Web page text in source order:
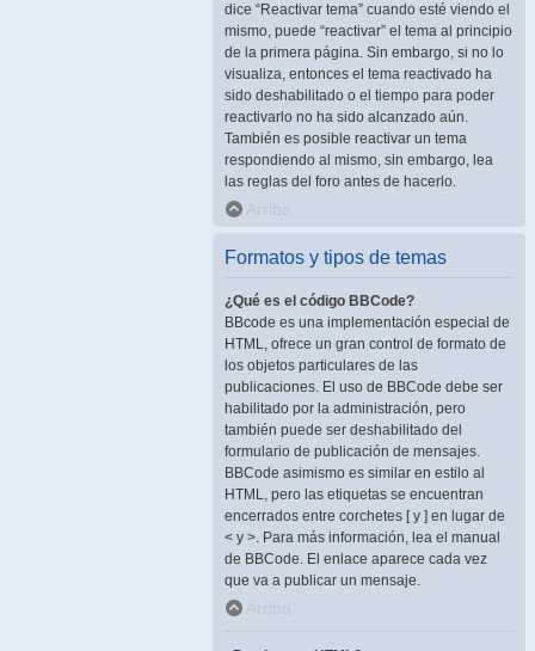
dice “Reactivar tema” cuando esté viendo el
mismo, puede “reactivar” el tema al principio
de la primera página. Sin embargo, si no lo
visualiza, entonces el tema reactivado ha
sido deshabilitado o el tiempo para poder
reactivarlo no ha sido alcanzado aún.
También es posible reactivar un tema
respondiendo al mismo, sin embargo, lea
las reglas del foro antes de hacerlo.
Arriba
Formatos y tipos de temas
¿Qué es el código BBCode?
BBcode es una implementación especial de
HTML, ofrece un gran control de formato de
los objetos particulares de las
publicaciones. El uso de BBCode debe ser
habilitado por la administración, pero
también puede ser deshabilitado del
formulario de publicación de mensajes.
BBCode asimismo es similar en estilo al
HTML, pero las etiquetas se encuentran
encerrados entre corchetes [ y ] en lugar de
< y >. Para más información, lea el manual
de BBCode. El enlace aparece cada vez
que va a publicar un mensaje.
Arriba